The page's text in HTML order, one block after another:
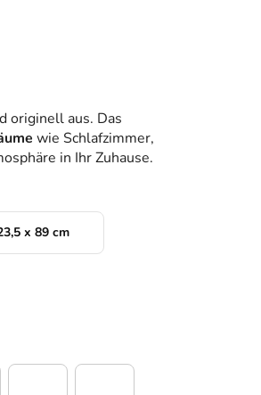
originell aus. Das
wie Schlafzimmer,
in Ihr Zuhause.
x 89 cm